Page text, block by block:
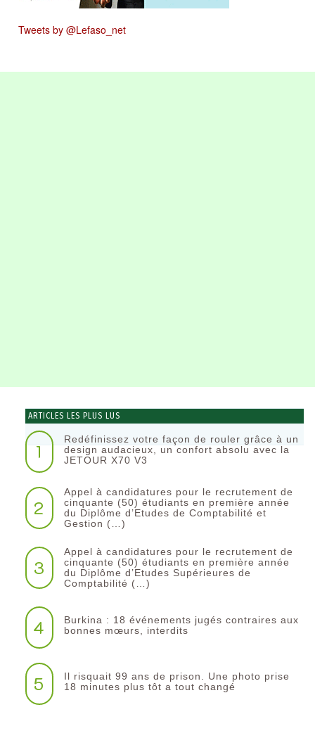
Tweets by @Lefaso_net
ARTICLES LES PLUS LUS
1
Redéfinissez votre façon de rouler grâce à un
design audacieux, un confort absolu avec la
JETOUR X70 V3
2
Appel à candidatures pour le recrutement de
cinquante (50) étudiants en première année
du Diplôme d’Etudes de Comptabilité et
Gestion (…)
3
Appel à candidatures pour le recrutement de
cinquante (50) étudiants en première année
du Diplôme d’Etudes Supérieures de
Comptabilité (…)
4
Burkina : 18 événements jugés contraires aux
bonnes mœurs, interdits
5
Il risquait 99 ans de prison. Une photo prise
18 minutes plus tôt a tout changé